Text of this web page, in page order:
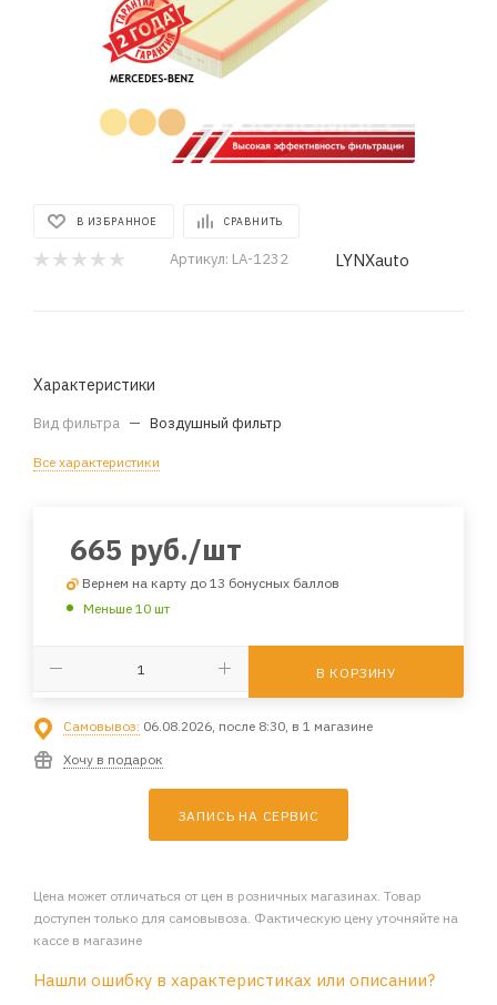
В ИЗБРАННОЕ СРАВНИТЬ
Артикул: LA-1232 LYNXauto
Характеристики
Вид фильтра — Воздушный фильтр
Все характеристики
665 руб./шт
Вернем на карту до 13 бонусных баллов
Меньше 10 шт
В КОРЗИНУ
Самовывоз: 06.08.2026, после 8:30, в 1 магазине
Хочу в подарок
ЗАПИСЬ НА СЕРВИС
Цена может отличаться от цен в розничных магазинах. Товар
доступен только для самовывоза. Фактическую цену уточняйте на
кассе в магазине
Нашли ошибку в характеристиках или описании?